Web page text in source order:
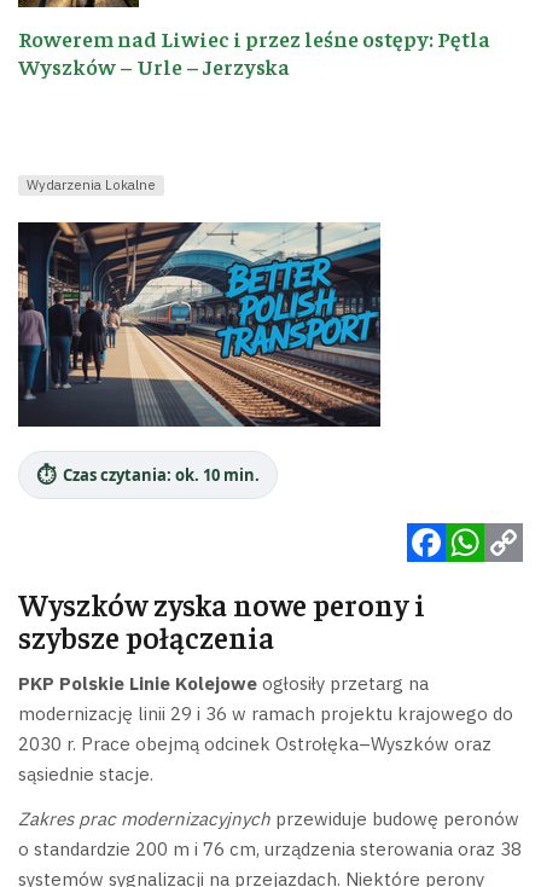
Rowerem nad Liwiec i przez leśne ostępy: Pętla
Wyszków – Urle – Jerzyska
Wydarzenia Lokalne
⏱️ Czas czytania: ok. 10 min.
Wyszków zyska nowe perony i
szybsze połączenia
PKP Polskie Linie Kolejowe ogłosiły przetarg na
modernizację linii 29 i 36 w ramach projektu krajowego do
2030 r. Prace obejmą odcinek Ostrołęka–Wyszków oraz
sąsiednie stacje.
Zakres prac modernizacyjnych przewiduje budowę peronów
o standardzie 200 m i 76 cm, urządzenia sterowania oraz 38
systemów sygnalizacji na przejazdach. Niektóre perony